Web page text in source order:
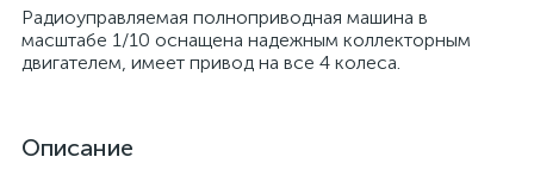
Радиоуправляемая полноприводная машина в
масштабе 1/10 оснащена надежным коллекторным
двигателем, имеет привод на все 4 колеса.
Описание